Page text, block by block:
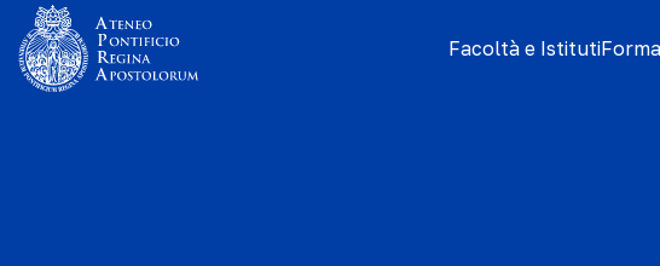
Facoltà e Istituti